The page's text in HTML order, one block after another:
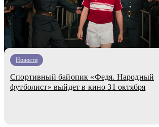
Новости
Спортивный байопик «Федя. Народный
футболист» выйдет в кино 31 октября